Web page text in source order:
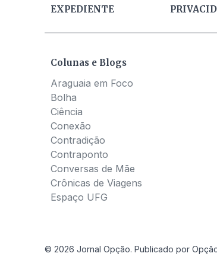
EXPEDIENTE
Colunas e Blogs
Araguaia em Foco
Bolha
Ciência
Conexão
Contradição
Contraponto
Conversas de Mãe
Crônicas de Viagens
Espaço UFG
© 2026 Jornal Opção. Publicado por